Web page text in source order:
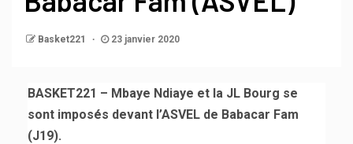
Basket221 23 janvier 2020
BASKET221 – Mbaye Ndiaye et la JL Bourg se
sont imposés devant l’ASVEL de Babacar Fam
(J19).